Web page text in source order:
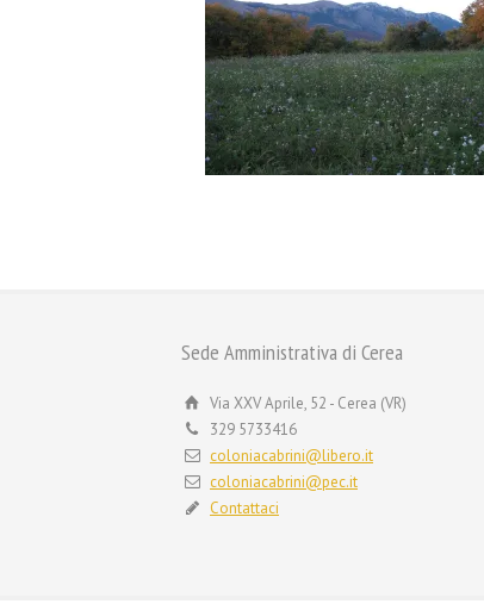
Sede Amministrativa di Cerea
Via XXV Aprile, 52 - Cerea (VR)
329 5733416
coloniacabrini@libero.it
coloniacabrini@pec.it
Contattaci